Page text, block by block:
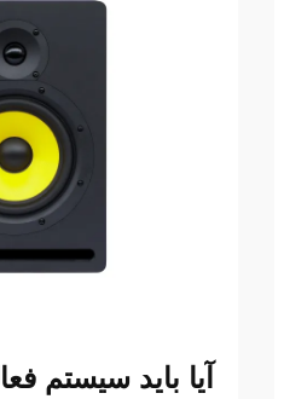
آیا باید سیستم